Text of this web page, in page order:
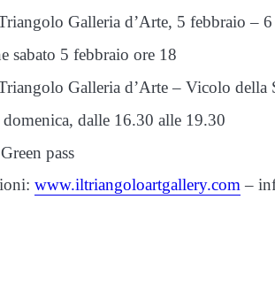
Galleria d’Arte, 5 febbraio –
sabato 5 febbraio ore 18
Galleria d’Arte – Vicolo della
dalle 16.30 alle 19.30
pass
www.iltriangoloartgallery.com–